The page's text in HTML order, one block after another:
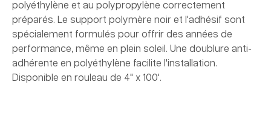
polyéthylène et au polypropylène correctement
préparés. Le support polymère noir et l'adhésif sont
spécialement formulés pour offrir des années de
performance, même en plein soleil. Une doublure anti-
adhérente en polyéthylène facilite l'installation.
Disponible en rouleau de 4" x 100'.